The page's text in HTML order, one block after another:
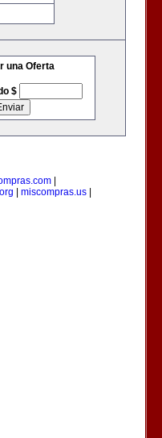
una Oferta
$
miscompras.us|